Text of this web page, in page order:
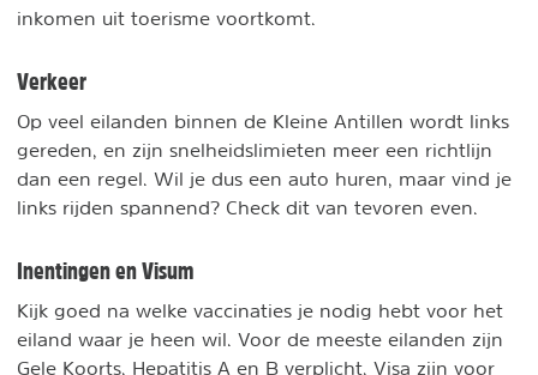
inkomen uit toerisme voortkomt.
Verkeer
Op veel eilanden binnen de Kleine Antillen wordt links
gereden, en zijn snelheidslimieten meer een richtlijn
dan een regel. Wil je dus een auto huren, maar vind je
links rijden spannend? Check dit van tevoren even.
Inentingen en Visum
Kijk goed na welke vaccinaties je nodig hebt voor het
eiland waar je heen wil. Voor de meeste eilanden zijn
Gele Koorts, Hepatitis A en B verplicht. Visa zijn voor